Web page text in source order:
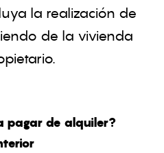
la realización de
de la vivienda
pagar de alquiler?